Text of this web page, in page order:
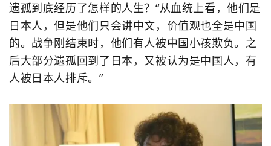
遗孤到底经历了怎样的人生？“从血统上看，他们是
日本人，但是他们只会讲中文，价值观也全是中国
的。战争刚结束时，他们有人被中国小孩欺负。之
后大部分遗孤回到了日本，又被认为是中国人，有
人被日本人排斥。”